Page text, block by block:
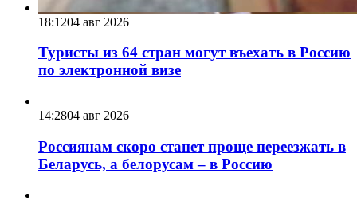
18:1204 авг 2026
Туристы из 64 стран могут въехать в Россию
по электронной визе
14:2804 авг 2026
Россиянам скоро станет проще переезжать в
Беларусь, а белорусам – в Россию